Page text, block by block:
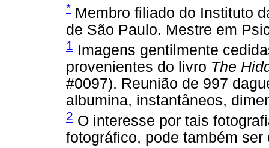
* Membro filiado do Instituto
de São Paulo. Mestre em
1 Imagens gentilmente
provenientes do livro The
#0097). Reunião de 997
albumina, instantâneos,
2 O interesse por tais
fotográfico, pode também